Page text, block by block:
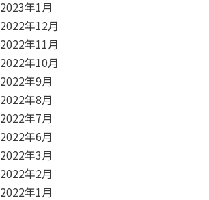
2023年1月
2022年12月
2022年11月
2022年10月
2022年9月
2022年8月
2022年7月
2022年6月
2022年3月
2022年2月
2022年1月